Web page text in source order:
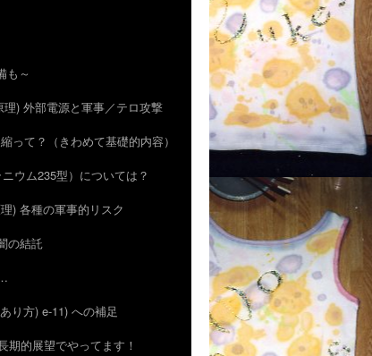
も～
理) 外部電源と軍事／テロ攻撃
って？（きわめて基礎的内容）
ウム235型）については？
) 各種の軍事的リスク
の結託
り方) e-11) への補足
期的展望でやってます！